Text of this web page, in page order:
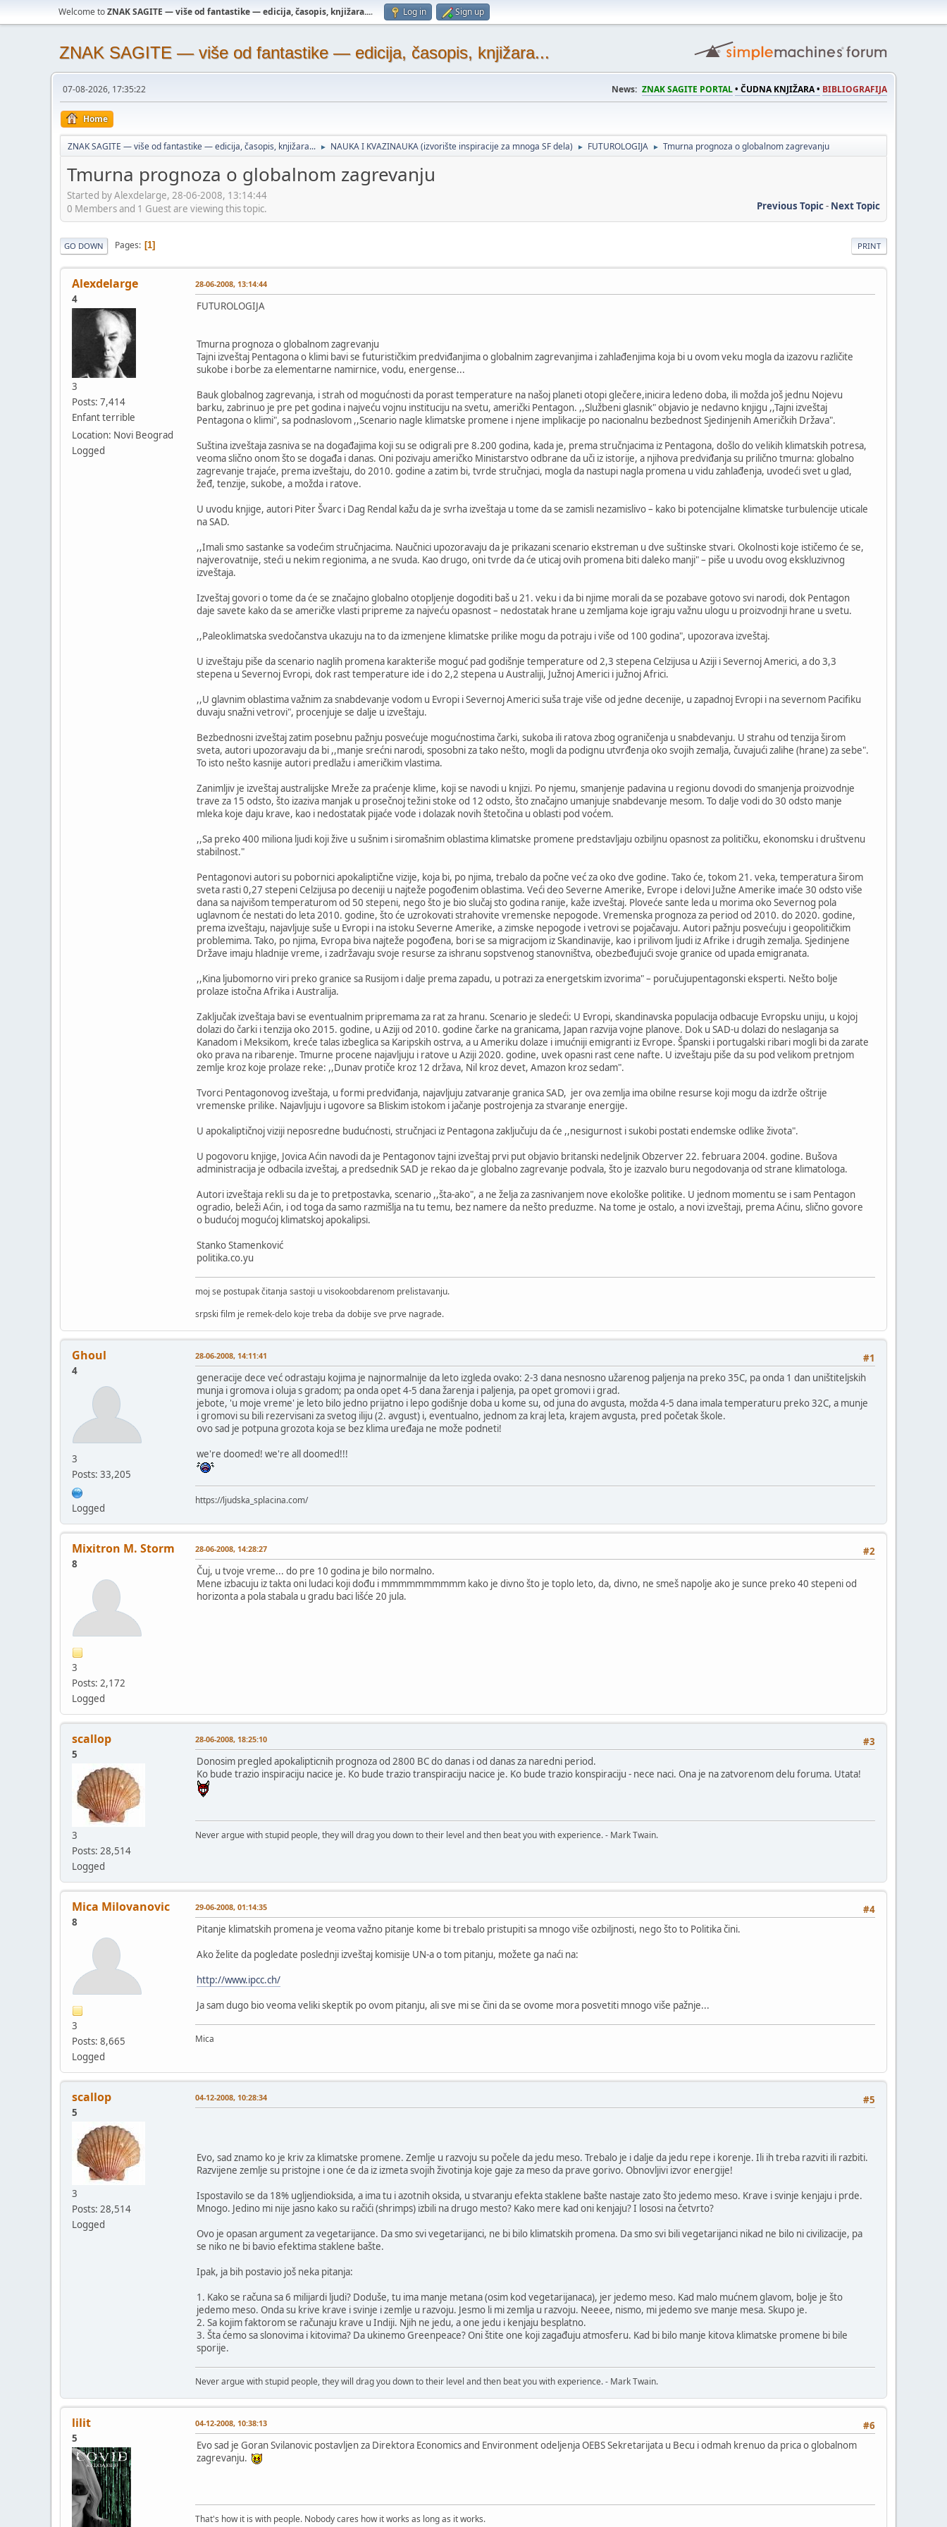
Welcome toZNAK SAGITE — više od fantastike — edicija, časopis, knjižara.... Log in Sign up
ZNAK SAGITE — više od fantastike — edicija, časopis, knjižara...
07-08-2026, 17:35:22 News: ZNAK SAGITE PORTAL• ČUDNA KNJIŽARA • BIBLIOGRAFIJA
Home
ZNAK SAGITE — više od fantastike — edicija, časopis, knjižara... ► NAUKA I KVAZINAUKA (izvorište inspiracije za mnoga SF dela) ► FUTUROLOGIJA ► Tmurna prognoza o globalnom zagrevanju
Tmurna prognoza o globalnom zagrevanju
Started by Alexdelarge, 28-06-2008, 13:14:44
Previous Topic- Next Topic
0 Members and 1 Guest are viewing this topic.
PRINT
GO DOWN Pages 1
Alexdelarge
4
3
Posts: 7,414
Enfant terrible
Location: Novi Beograd
Logged
28-06-2008, 13:14:44
FUTUROLOGIJA
Tmurna prognoza o globalnom zagrevanju
Tajni izveštaj Pentagona o klimi bavi se futurističkim predviđanjima o globalnim zagrevanjima i zahlađenjima koja bi u ovom veku mogla da izazovu različite
sukobe i borbe za elementarne namirnice, vodu, energense...
Bauk globalnog zagrevanja, i strah od mogućnosti da porast temperature na našoj planeti otopi glečere,inicira ledeno doba, ili možda još jednu Nojevu
barku, zabrinuo je pre pet godina i najveću vojnu instituciju na svetu, američki Pentagon. ,,Službeni glasnik" objavio je nedavno knjigu ,,Tajni izveštaj
Pentagona o klimi", sa podnaslovom ,,Scenario nagle klimatske promene i njene implikacije po nacionalnu bezbednost Sjedinjenih Američkih Država".
Suština izveštaja zasniva se na događajima koji su se odigrali pre 8.200 godina, kada je, prema stručnjacima iz Pentagona, došlo do velikih klimatskih potresa,
veoma slično onom što se događa i danas. Oni pozivaju američko Ministarstvo odbrane da uči iz istorije, a njihova predviđanja su prilično tmurna: globalno
zagrevanje trajaće, prema izveštaju, do 2010. godine a zatim bi, tvrde stručnjaci, mogla da nastupi nagla promena u vidu zahlađenja, uvodeći svet u glad,
žeđ, tenzije, sukobe, a možda i ratove.
U uvodu knjige, autori Piter Švarc i Dag Rendal kažu da je svrha izveštaja u tome da se zamisli nezamislivo – kako bi potencijalne klimatske turbulencije uticale
na SAD.
,,Imali smo sastanke sa vodećim stručnjacima. Naučnici upozoravaju da je prikazani scenario ekstreman u dve suštinske stvari. Okolnosti koje ističemo će se,
najverovatnije, steći u nekim regionima, a ne svuda. Kao drugo, oni tvrde da će uticaj ovih promena biti daleko manji" – piše u uvodu ovog ekskluzivnog
izveštaja.
Izveštaj govori o tome da će se značajno globalno otopljenje dogoditi baš u 21. veku i da bi njime morali da se pozabave gotovo svi narodi, dok Pentagon
daje savete kako da se američke vlasti pripreme za najveću opasnost – nedostatak hrane u zemljama koje igraju važnu ulogu u proizvodnji hrane u svetu.
,,Paleoklimatska svedočanstva ukazuju na to da izmenjene klimatske prilike mogu da potraju i više od 100 godina", upozorava izveštaj.
U izveštaju piše da scenario naglih promena karakteriše moguć pad godišnje temperature od 2,3 stepena Celzijusa u Aziji i Severnoj Americi, a do 3,3
stepena u Severnoj Evropi, dok rast temperature ide i do 2,2 stepena u Australiji, Južnoj Americi i južnoj Africi.
,,U glavnim oblastima važnim za snabdevanje vodom u Evropi i Severnoj Americi suša traje više od jedne decenije, u zapadnoj Evropi i na severnom Pacifiku
duvaju snažni vetrovi", procenjuje se dalje u izveštaju.
Bezbednosni izveštaj zatim posebnu pažnju posvećuje mogućnostima čarki, sukoba ili ratova zbog ograničenja u snabdevanju. U strahu od tenzija širom
sveta, autori upozoravaju da bi ,,manje srećni narodi, sposobni za tako nešto, mogli da podignu utvrđenja oko svojih zemalja, čuvajući zalihe (hrane) za sebe".
To isto nešto kasnije autori predlažu i američkim vlastima.
Zanimljiv je izveštaj australijske Mreže za praćenje klime, koji se navodi u knjizi. Po njemu, smanjenje padavina u regionu dovodi do smanjenja proizvodnje
trave za 15 odsto, što izaziva manjak u prosečnoj težini stoke od 12 odsto, što značajno umanjuje snabdevanje mesom. To dalje vodi do 30 odsto manje
mleka koje daju krave, kao i nedostatak pijaće vode i dolazak novih štetočina u oblasti pod voćem.
,,Sa preko 400 miliona ljudi koji žive u sušnim i siromašnim oblastima klimatske promene predstavljaju ozbiljnu opasnost za političku, ekonomsku i društvenu
stabilnost."
Pentagonovi autori su pobornici apokaliptične vizije, koja bi, po njima, trebalo da počne već za oko dve godine. Tako će, tokom 21. veka, temperatura širom
sveta rasti 0,27 stepeni Celzijusa po deceniji u najteže pogođenim oblastima. Veći deo Severne Amerike, Evrope i delovi Južne Amerike imaće 30 odsto više
dana sa najvišom temperaturom od 50 stepeni, nego što je bio slučaj sto godina ranije, kaže izveštaj. Ploveće sante leda u morima oko Severnog pola
uglavnom će nestati do leta 2010. godine, što će uzrokovati strahovite vremenske nepogode. Vremenska prognoza za period od 2010. do 2020. godine,
prema izveštaju, najavljuje suše u Evropi i na istoku Severne Amerike, a zimske nepogode i vetrovi se pojačavaju. Autori pažnju posvećuju i geopolitičkim
problemima. Tako, po njima, Evropa biva najteže pogođena, bori se sa migracijom iz Skandinavije, kao i prilivom ljudi iz Afrike i drugih zemalja. Sjedinjene
Države imaju hladnije vreme, i zadržavaju svoje resurse za ishranu sopstvenog stanovništva, obezbeđujući svoje granice od upada emigranata.
,,Kina ljubomorno viri preko granice sa Rusijom i dalje prema zapadu, u potrazi za energetskim izvorima" – poručujupentagonski eksperti. Nešto bolje
prolaze istočna Afrika i Australija.
Zaključak izveštaja bavi se eventualnim pripremama za rat za hranu. Scenario je sledeći: U Evropi, skandinavska populacija odbacuje Evropsku uniju, u kojoj
dolazi do čarki i tenzija oko 2015. godine, u Aziji od 2010. godine čarke na granicama, Japan razvija vojne planove. Dok u SAD-u dolazi do neslaganja sa
Kanadom i Meksikom, kreće talas izbeglica sa Karipskih ostrva, a u Ameriku dolaze i imućniji emigranti iz Evrope. Španski i portugalski ribari mogli bi da zarate
oko prava na ribarenje. Tmurne procene najavljuju i ratove u Aziji 2020. godine, uvek opasni rast cene nafte. U izveštaju piše da su pod velikom pretnjom
zemlje kroz koje prolaze reke: ,,Dunav protiče kroz 12 država, Nil kroz devet, Amazon kroz sedam".
Tvorci Pentagonovog izveštaja, u formi predviđanja, najavljuju zatvaranje granica SAD, jer ova zemlja ima obilne resurse koji mogu da izdrže oštrije
vremenske prilike. Najavljuju i ugovore sa Bliskim istokom i jačanje postrojenja za stvaranje energije.
U apokaliptičnoj viziji neposredne budućnosti, stručnjaci iz Pentagona zaključuju da će ,,nesigurnost i sukobi postati endemske odlike života".
U pogovoru knjige, Jovica Aćin navodi da je Pentagonov tajni izveštaj prvi put objavio britanski nedeljnik Obzerver 22. februara 2004. godine. Bušova
administracija je odbacila izveštaj, a predsednik SAD je rekao da je globalno zagrevanje podvala, što je izazvalo buru negodovanja od strane klimatologa.
Autori izveštaja rekli su da je to pretpostavka, scenario ,,šta-ako", a ne želja za zasnivanjem nove ekološke politike. U jednom momentu se i sam Pentagon
ogradio, beleži Aćin, i od toga da samo razmišlja na tu temu, bez namere da nešto preduzme. Na tome je ostalo, a novi izveštaji, prema Aćinu, slično govore
o budućoj mogućoj klimatskoj apokalipsi.
Stanko Stamenković
politika.co.yu
moj se postupak čitanja sastoji u visokoobdarenom prelistavanju.
srpski film je remek-delo koje treba da dobije sve prve nagrade.
Ghoul
4
3
Posts: 33,205
Logged
#1
28-06-2008, 14:11:41
generacije dece već odrastaju kojima je najnormalnije da leto izgleda ovako: 2-3 dana nesnosno užarenog paljenja na preko 35C, pa onda 1 dan uništiteljskih
munja i gromova i oluja s gradom; pa onda opet 4-5 dana žarenja i paljenja, pa opet gromovi i grad.
jebote, 'u moje vreme' je leto bilo jedno prijatno i lepo godišnje doba u kome su, od juna do avgusta, možda 4-5 dana imala temperaturu preko 32C, a munje
i gromovi su bili rezervisani za svetog iliju (2. avgust) i, eventualno, jednom za kraj leta, krajem avgusta, pred početak škole.
ovo sad je potpuna grozota koja se bez klima uređaja ne može podneti!
we're doomed! we're all doomed!!!
https://ljudska_splacina.com/
Mixitron M. Storm
8
3
Posts: 2,172
Logged
#2
28-06-2008, 14:28:27
Čuj, u tvoje vreme... do pre 10 godina je bilo normalno.
Mene izbacuju iz takta oni ludaci koji dođu i mmmmmmmmmm kako je divno što je toplo leto, da, divno, ne smeš napolje ako je sunce preko 40 stepeni od
horizonta a pola stabala u gradu baci lišće 20 jula.
scallop
5
3
Posts: 28,514
Logged
#3
28-06-2008, 18:25:10
Donosim pregled apokalipticnih prognoza od 2800 BC do danas i od danas za naredni period.
Ko bude trazio inspiraciju nacice je. Ko bude trazio transpiraciju nacice je. Ko bude trazio konspiraciju - nece naci. Ona je na zatvorenom delu foruma. Utata!
Never argue with stupid people, they will drag you down to their level and then beat you with experience. - Mark Twain.
Mica Milovanovic
8
3
Posts: 8,665
Logged
#4
29-06-2008, 01:14:35
Pitanje klimatskih promena je veoma važno pitanje kome bi trebalo pristupiti sa mnogo više ozbiljnosti, nego što to Politika čini.
Ako želite da pogledate poslednji izveštaj komisije UN-a o tom pitanju, možete ga naći na:
http://www.ipcc.ch/
Ja sam dugo bio veoma veliki skeptik po ovom pitanju, ali sve mi se čini da se ovome mora posvetiti mnogo više pažnje...
Mica
scallop
5
3
Posts: 28,514
Logged
#5
04-12-2008, 10:28:34
Evo, sad znamo ko je kriv za klimatske promene. Zemlje u razvoju su počele da jedu meso. Trebalo je i dalje da jedu repe i korenje. Ili ih treba razviti ili razbiti.
Razvijene zemlje su pristojne i one će da iz izmeta svojih životinja koje gaje za meso da prave gorivo. Obnovljivi izvor energije!
Ispostavilo se da 18% ugljendioksida, a ima tu i azotnih oksida, u stvaranju efekta staklene bašte nastaje zato što jedemo meso. Krave i svinje kenjaju i prde.
Mnogo. Jedino mi nije jasno kako su račići (shrimps) izbili na drugo mesto? Kako mere kad oni kenjaju? I lososi na četvrto?
Ovo je opasan argument za vegetarijance. Da smo svi vegetarijanci, ne bi bilo klimatskih promena. Da smo svi bili vegetarijanci nikad ne bilo ni civilizacije, pa
se niko ne bi bavio efektima staklene bašte.
Ipak, ja bih postavio još neka pitanja:
1. Kako se računa sa 6 milijardi ljudi? Doduše, tu ima manje metana (osim kod vegetarijanaca), jer jedemo meso. Kad malo mućnem glavom, bolje je što
jedemo meso. Onda su krive krave i svinje i zemlje u razvoju. Jesmo li mi zemlja u razvoju. Neeee, nismo, mi jedemo sve manje mesa. Skupo je.
2. Sa kojim faktorom se računaju krave u Indiji. Njih ne jedu, a one jedu i kenjaju besplatno.
3. Šta ćemo sa slonovima i kitovima? Da ukinemo Greenpeace? Oni štite one koji zagađuju atmosferu. Kad bi bilo manje kitova klimatske promene bi bile
sporije.
Never argue with stupid people, they will drag you down to their level and then beat you with experience. - Mark Twain.
lilit
5
#6
04-12-2008, 10:38:13
Evo sad je Goran Svilanovic postavljen za Direktora Economics and Environment odeljenja OEBS Sekretarijata u Becu i odmah krenuo da prica o globalnom
zagrevanju.
That's how it is with people. Nobody cares how it works as long as it works.